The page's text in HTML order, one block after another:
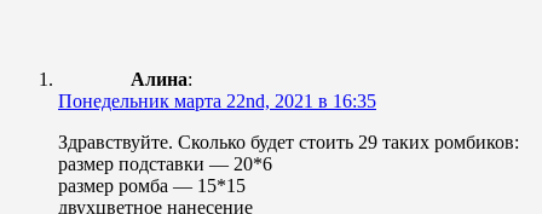
Алина:
Понедельник марта 22nd, 2021 в 16:35
Здравствуйте. Сколько будет стоить 29 таких ромбиков:
размер подставки — 20*6
размер ромба — 15*15
двухцветное нанесение